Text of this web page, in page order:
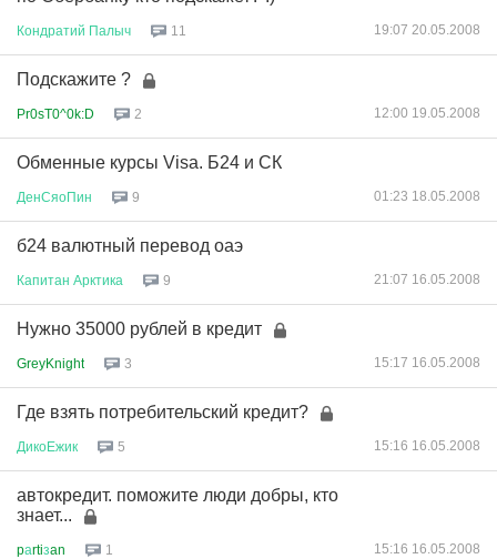
Кондратий Палыч 11 19:07 20.05.2008
Подскажите ?
Pr0sT0^0k:D 2 12:00 19.05.2008
Обменные курсы Visa. Б24 и СК
ДенСяоПин 9 01:23 18.05.2008
б24 валютный перевод оаэ
Капитан Арктика 9 21:07 16.05.2008
Нужно 35000 рублей в кредит
GreyKnight 3 15:17 16.05.2008
Где взять потребительский кредит?
ДикоЕжик 5 15:16 16.05.2008
автокредит. поможите люди добры, кто
знает...
pаrtiзan 1 15:16 16.05.2008